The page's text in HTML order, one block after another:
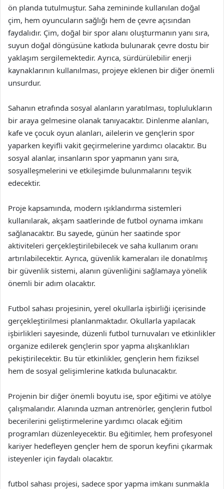
ön planda tutulmuştur. Saha zemininde kullanılan doğal
çim, hem oyuncuların sağlığı hem de çevre açısından
faydalıdır. Çim, doğal bir spor alanı oluşturmanın yanı sıra,
suyun doğal döngüsüne katkıda bulunarak çevre dostu bir
yaklaşım sergilemektedir. Ayrıca, sürdürülebilir enerji
kaynaklarının kullanılması, projeye eklenen bir diğer önemli
unsurdur.
Sahanın etrafında sosyal alanların yaratılması, toplulukların
bir araya gelmesine olanak tanıyacaktır. Dinlenme alanları,
kafe ve çocuk oyun alanları, ailelerin ve gençlerin spor
yaparken keyifli vakit geçirmelerine yardımcı olacaktır. Bu
sosyal alanlar, insanların spor yapmanın yanı sıra,
sosyalleşmelerini ve etkileşimde bulunmalarını teşvik
edecektir.
Proje kapsamında, modern ışıklandırma sistemleri
kullanılarak, akşam saatlerinde de futbol oynama imkanı
sağlanacaktır. Bu sayede, günün her saatinde spor
aktiviteleri gerçekleştirilebilecek ve saha kullanım oranı
artırılabilecektir. Ayrıca, güvenlik kameraları ile donatılmış
bir güvenlik sistemi, alanın güvenliğini sağlamaya yönelik
önemli bir adım olacaktır.
Futbol sahası projesinin, yerel okullarla işbirliği içerisinde
gerçekleştirilmesi planlanmaktadır. Okullarla yapılacak
işbirlikleri sayesinde, düzenli futbol turnuvaları ve etkinlikler
organize edilerek gençlerin spor yapma alışkanlıkları
pekiştirilecektir. Bu tür etkinlikler, gençlerin hem fiziksel
hem de sosyal gelişimlerine katkıda bulunacaktır.
Projenin bir diğer önemli boyutu ise, spor eğitimi ve atölye
çalışmalarıdır. Alanında uzman antrenörler, gençlerin futbol
becerilerini geliştirmelerine yardımcı olacak eğitim
programları düzenleyecektir. Bu eğitimler, hem profesyonel
kariyer hedefleyen gençler hem de sporun keyfini çıkarmak
isteyenler için faydalı olacaktır.
futbol sahası projesi, sadece spor yapma imkanı sunmakla